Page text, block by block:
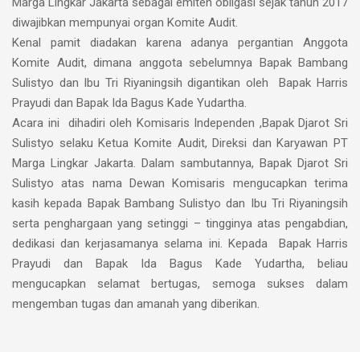
diwajibkan mempunyai organ Komite Audit.
Kenal pamit diadakan karena adanya pergantian Anggota
Komite Audit, dimana anggota sebelumnya Bapak Bambang
Sulistyo dan Ibu Tri Riyaningsih digantikan oleh Bapak Harris
Prayudi dan Bapak Ida Bagus Kade Yudartha.
Acara ini dihadiri oleh Komisaris Independen ,Bapak Djarot Sri
Sulistyo selaku Ketua Komite Audit, Direksi dan Karyawan PT
Marga Lingkar Jakarta. Dalam sambutannya, Bapak Djarot Sri
Sulistyo atas nama Dewan Komisaris mengucapkan terima
kasih kepada Bapak Bambang Sulistyo dan Ibu Tri Riyaningsih
serta penghargaan yang setinggi – tingginya atas pengabdian,
dedikasi dan kerjasamanya selama ini. Kepada Bapak Harris
Prayudi dan Bapak Ida Bagus Kade Yudartha, beliau
mengucapkan selamat bertugas, semoga sukses dalam
mengemban tugas dan amanah yang diberikan.